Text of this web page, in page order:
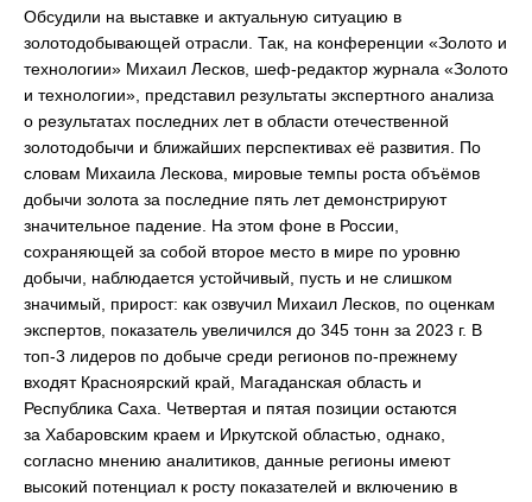
Обсудили на выставке и актуальную ситуацию в
золотодобывающей отрасли. Так, на конференции «Золото и
технологии» Михаил Лесков, шеф-редактор журнала «Золото
и технологии», представил результаты экспертного анализа
о результатах последних лет в области отечественной
золотодобычи и ближайших перспективах её развития. По
словам Михаила Лескова, мировые темпы роста объёмов
добычи золота за последние пять лет демонстрируют
значительное падение. На этом фоне в России,
сохраняющей за собой второе место в мире по уровню
добычи, наблюдается устойчивый, пусть и не слишком
значимый, прирост: как озвучил Михаил Лесков, по оценкам
экспертов, показатель увеличился до 345 тонн за 2023 г. В
топ-3 лидеров по добыче среди регионов по-прежнему
входят Красноярский край, Магаданская область и
Республика Саха. Четвертая и пятая позиции остаются
за Хабаровским краем и Иркутской областью, однако,
согласно мнению аналитиков, данные регионы имеют
высокий потенциал к росту показателей и включению в